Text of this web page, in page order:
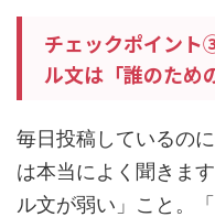
チェックポイン
ル文は「誰のため
毎日投稿しているの
は本当によく聞きま
ル文が弱い」こと。